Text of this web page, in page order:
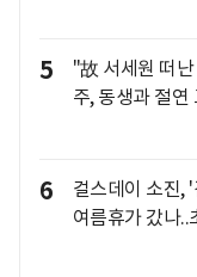
5
"故 서세원 떠
주, 동생과 절연
6
걸스데이 소진,
여름휴가 갔나